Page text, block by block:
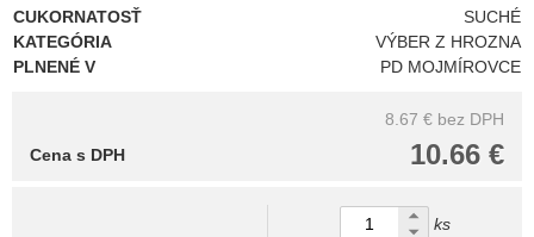
CUKORNATOSŤ
SUCHÉ
KATEGÓRIA
VÝBER Z HROZNA
PLNENÉ V
PD MOJMÍROVCE
8.67 € bez DPH
10.66 €
Cena s DPH
ks